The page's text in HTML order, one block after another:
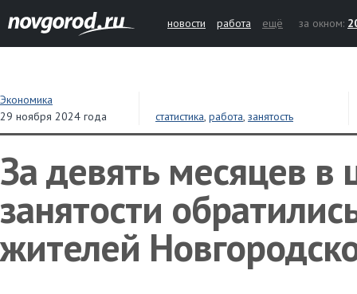
новости работа ещё за окном:
Экономика
29 ноября 2024 года
статистика, работа, занятость
За девять месяцев в
занятости
жителей